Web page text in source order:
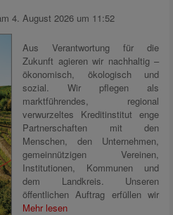
4. August 2026 um 11:52
Aus Verantwortung für die
Zukunft agieren wir nachhaltig –
ökonomisch, ökologisch und
sozial. Wir pflegen als
marktführendes, regional
verwurzeltes Kreditinstitut enge
Partnerschaften mit den
Menschen, den Unternehmen,
gemeinnützigen Vereinen,
Institutionen, Kommunen und
dem Landkreis. Unseren
öffentlichen Auftrag erfüllen wir
Mehr lesen